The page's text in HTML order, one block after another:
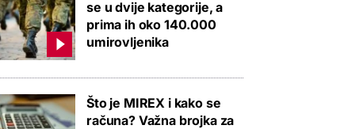
se u dvije kategorije, a
prima ih oko 140.000
umirovljenika
Što je MIREX i kako se
računa? Važna brojka za